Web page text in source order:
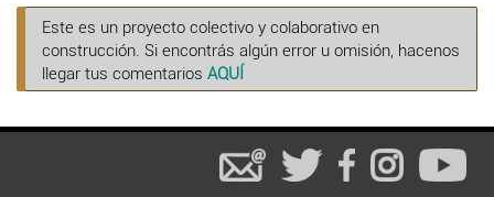
Este es un proyecto colectivo y colaborativo en
construcción. Si encontrás algún error u omisión, hacenos
llegar tus comentarios AQUÍ